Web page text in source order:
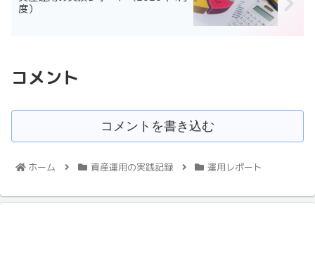
度）
コメント
コメントを書き込む
ホーム 資産運用の実践記録 運用レポート